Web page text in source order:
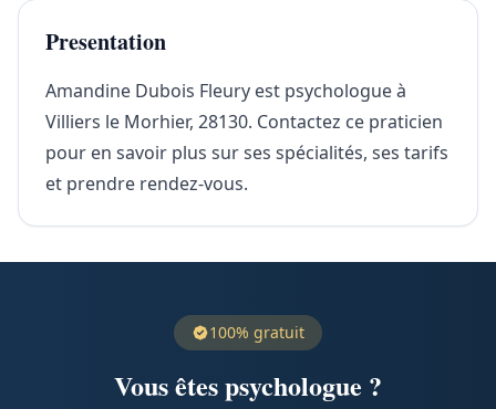
Presentation
Amandine Dubois Fleury est psychologue à
Villiers le Morhier, 28130. Contactez ce praticien
pour en savoir plus sur ses spécialités, ses tarifs
et prendre rendez-vous.
100% gratuit
Vous êtes psychologue ?